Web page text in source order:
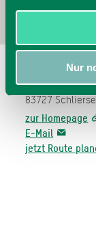
Nur
Obere
Obere
83727
zur Homepage
E-Mail
jetzt Route